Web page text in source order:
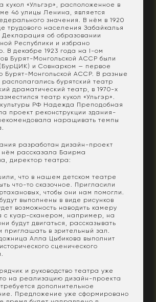
кукол «Ульгэр», расположенное в
46 улицы Ленина, является
значения. В нём в 1920
трудового населения Забайкалья
об образовании
Республики и избрано
В декабре 1923 года на I-ом
Бурят-Монгольской АССР были
и Совнарком — первое
Бурят-Монгольской АССР. В разные
располагались бурятский театр
драматический театр, в 1970-х
театр кукол «Ульгэр».
РФ Надежда Преподобная
проект реконструкции здания-
наращивать темпы
разработан дизайн-проект
рассказала Баирма
директор театра:
что в нашем детском театре
что-то сказочное. Пригласили
чтобы они нам помогли.
выполнены в виде рисунков
возможность наводить камеру
с куар-сканером, например, на
будут двигаться, рассказывать
приглашать в зрительный зал.
Алла Цыбикова выполнит
сценического
и руководство театра уже
на реализацию дизайн-проекта
дополнительное
Предложение уже сформировано